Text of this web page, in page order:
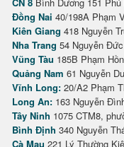
CN 8 Bình Dương 151
Đồng Nai 40/198A Phạm
Kiên Giang 418 Nguyễn
Nha Trang 54 Nguyễn
Vũng Tàu 185B Phạm
Quảng Nam 61 Nguyễn
Vĩnh Long: 20/A2 Phạm
Long An: 163 Nguyễn
Tây Ninh 1075 CTM8,
Bình Định 340 Nguyễn
Cà Mau 221 Lý Thường